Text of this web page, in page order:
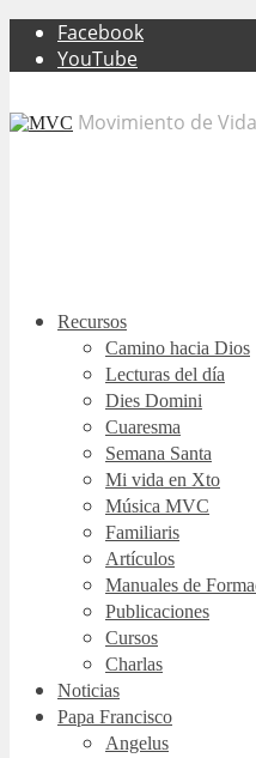
Facebook
YouTube
Movimiento de
Recursos
Camino hacia Dios
Lecturas del día
Dies Domini
Cuaresma
Semana Santa
Mi vida en Xto
Música MVC
Familiaris
Artículos
Manuales de
Publicaciones
Cursos
Charlas
Noticias
Papa Francisco
Angelus